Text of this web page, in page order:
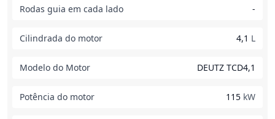
Rodas guia em cada lado -
Cilindrada do motor 4,1 L
Modelo do Motor DEUTZ TCD4,1
Potência do motor 115 kW